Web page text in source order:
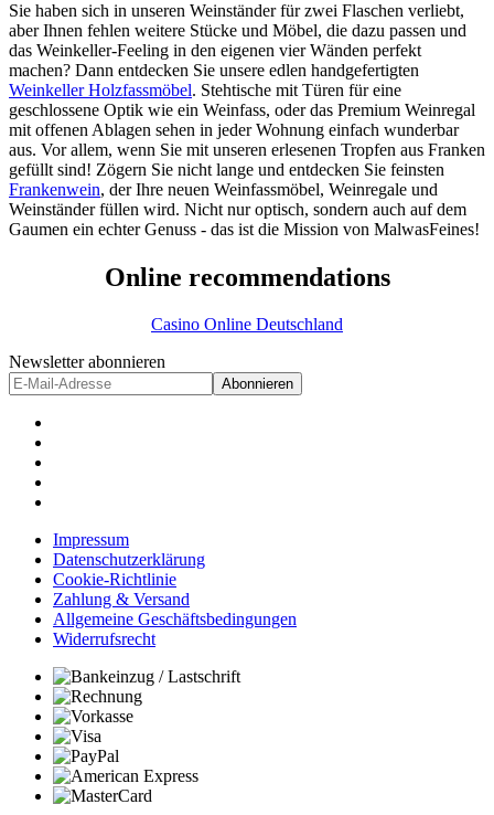
Sie haben sich in unseren Weinständer für zwei Flaschen verliebt,
aber Ihnen fehlen weitere Stücke und Möbel, die dazu passen und
das Weinkeller-Feeling in den eigenen vier Wänden perfekt
machen? Dann entdecken Sie unsere edlen handgefertigten
Weinkeller Holzfassmöbel. Stehtische mit Türen für eine
geschlossene Optik wie ein Weinfass, oder das Premium Weinregal
mit offenen Ablagen sehen in jeder Wohnung einfach wunderbar
aus. Vor allem, wenn Sie mit unseren erlesenen Tropfen aus Franken
gefüllt sind! Zögern Sie nicht lange und entdecken Sie feinsten
Frankenwein, der Ihre neuen Weinfassmöbel, Weinregale und
Weinständer füllen wird. Nicht nur optisch, sondern auch auf dem
Gaumen ein echter Genuss - das ist die Mission von MalwasFeines!
Online recommendations
Casino Online Deutschland
Newsletter abonnieren
Abonnieren
Impressum
Datenschutzerklärung
Cookie-Richtlinie
Zahlung & Versand
Allgemeine Geschäftsbedingungen
Widerrufsrecht